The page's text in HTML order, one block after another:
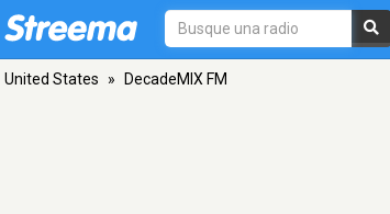
United States » DecadeMIX FM